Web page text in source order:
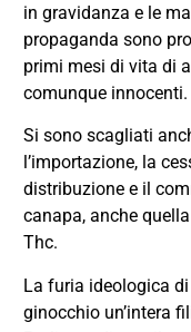
in gravidanza e le
propaganda sono
primi mesi di vita di
comunque innocenti.
Si sono scagliati
l’importazione, la
distribuzione e il
canapa, anche
Thc.
La furia ideologica
ginocchio un’intera